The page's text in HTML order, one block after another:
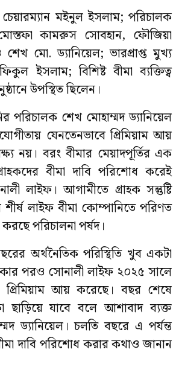
চেয়ারম্যান মইনুল ইসলাম; পরিচালক
কামরুস সোবহান, ফৌজিয়া
মো. ড্যানিয়েল; ভারপ্রাপ্ত মুখ্য
ইসলাম; বিশিষ্ট বীমা ব্যক্তিত্ব
উপস্থিত ছিলেন।
পরিচালক শেখ মোহাম্মদ ড্যানিয়েল
যেনতেনভাবে প্রিমিয়াম আয়
নয়। বরং বীমার মেয়াদপূর্তির এক
বীমা দাবি পরিশোধ করেই
লাইফ। আগামীতে গ্রাহক সন্তুষ্টি
লাইফ বীমা কোম্পানিতে পরিণত
পরিচালনা পর্ষদ।
অর্থনৈতিক পরিস্থিতি খুব একটা
পরও সোনালী লাইফ ২০২৫ সালে
আয় করেছে। বছর শেষে
ছাড়িয়ে যাবে বলে আশাবাদ ব্যক্ত
ড্যানিয়েল। চলতি বছরে এ পর্যন্ত
দাবি পরিশোধ করার কথাও জানান